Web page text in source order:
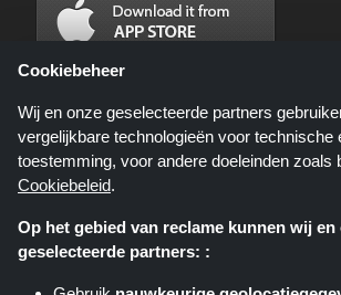
Shoppingspout.nl is een website die u deals,
Cookiebeheer
Wij en onze geselecteerde partners
vergelijkbare technologieën voor technische
toestemming, voor andere doeleinden zoals
Cookiebeleid.
Op het gebied van reclame kunnen wij en
geselecteerde partners: :